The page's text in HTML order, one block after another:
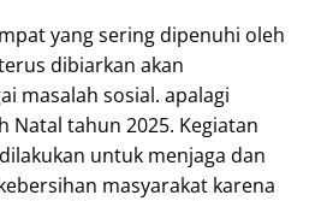
yang sering dipenuhi oleh
dibiarkan akan
masalah sosial. apalagi
Natal tahun 2025. Kegiatan
untuk menjaga dan
masyarakat karena